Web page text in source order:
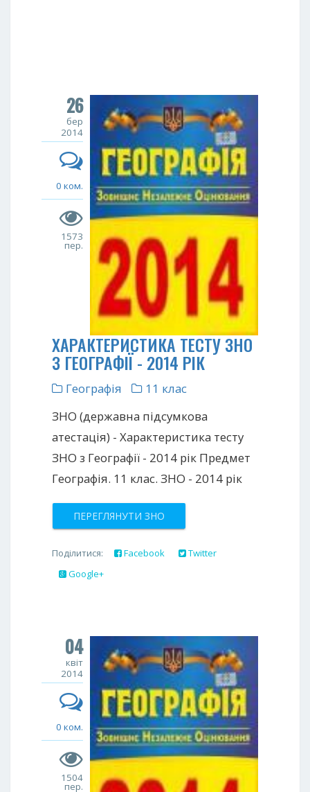
26
бер
2014
0 ком.
1573
пер.
ХАРАКТЕРИСТИКА ТЕСТУ ЗНО
З ГЕОГРАФІЇ - 2014 РІК
Географія
11 клас
ЗНО (державна підсумкова
атестація) - Характеристика тесту
ЗНО з Географії - 2014 рік Предмет
Географія. 11 клас. ЗНО - 2014 рік
ПЕРЕГЛЯНУТИ ЗНО
Поділитися: Facebook
Twitter
Google+
04
квіт
2014
0 ком.
1504
пер.